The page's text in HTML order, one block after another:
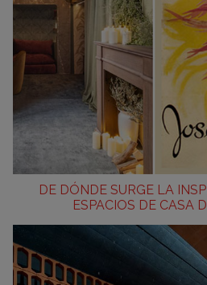
DE DÓNDE SURGE LA
ESPACIOS DE CASA